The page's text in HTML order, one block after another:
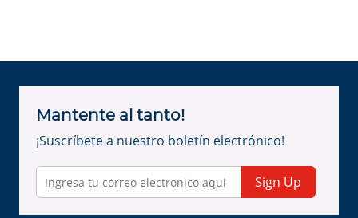
Mantente al tanto!
¡Suscríbete a nuestro boletín electrónico!
Sign Up